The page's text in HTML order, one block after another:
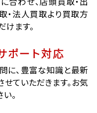
・法人買取より買取方
ます。
ポート対応
に、豊富な知識と最新
ていただきます。お気
。